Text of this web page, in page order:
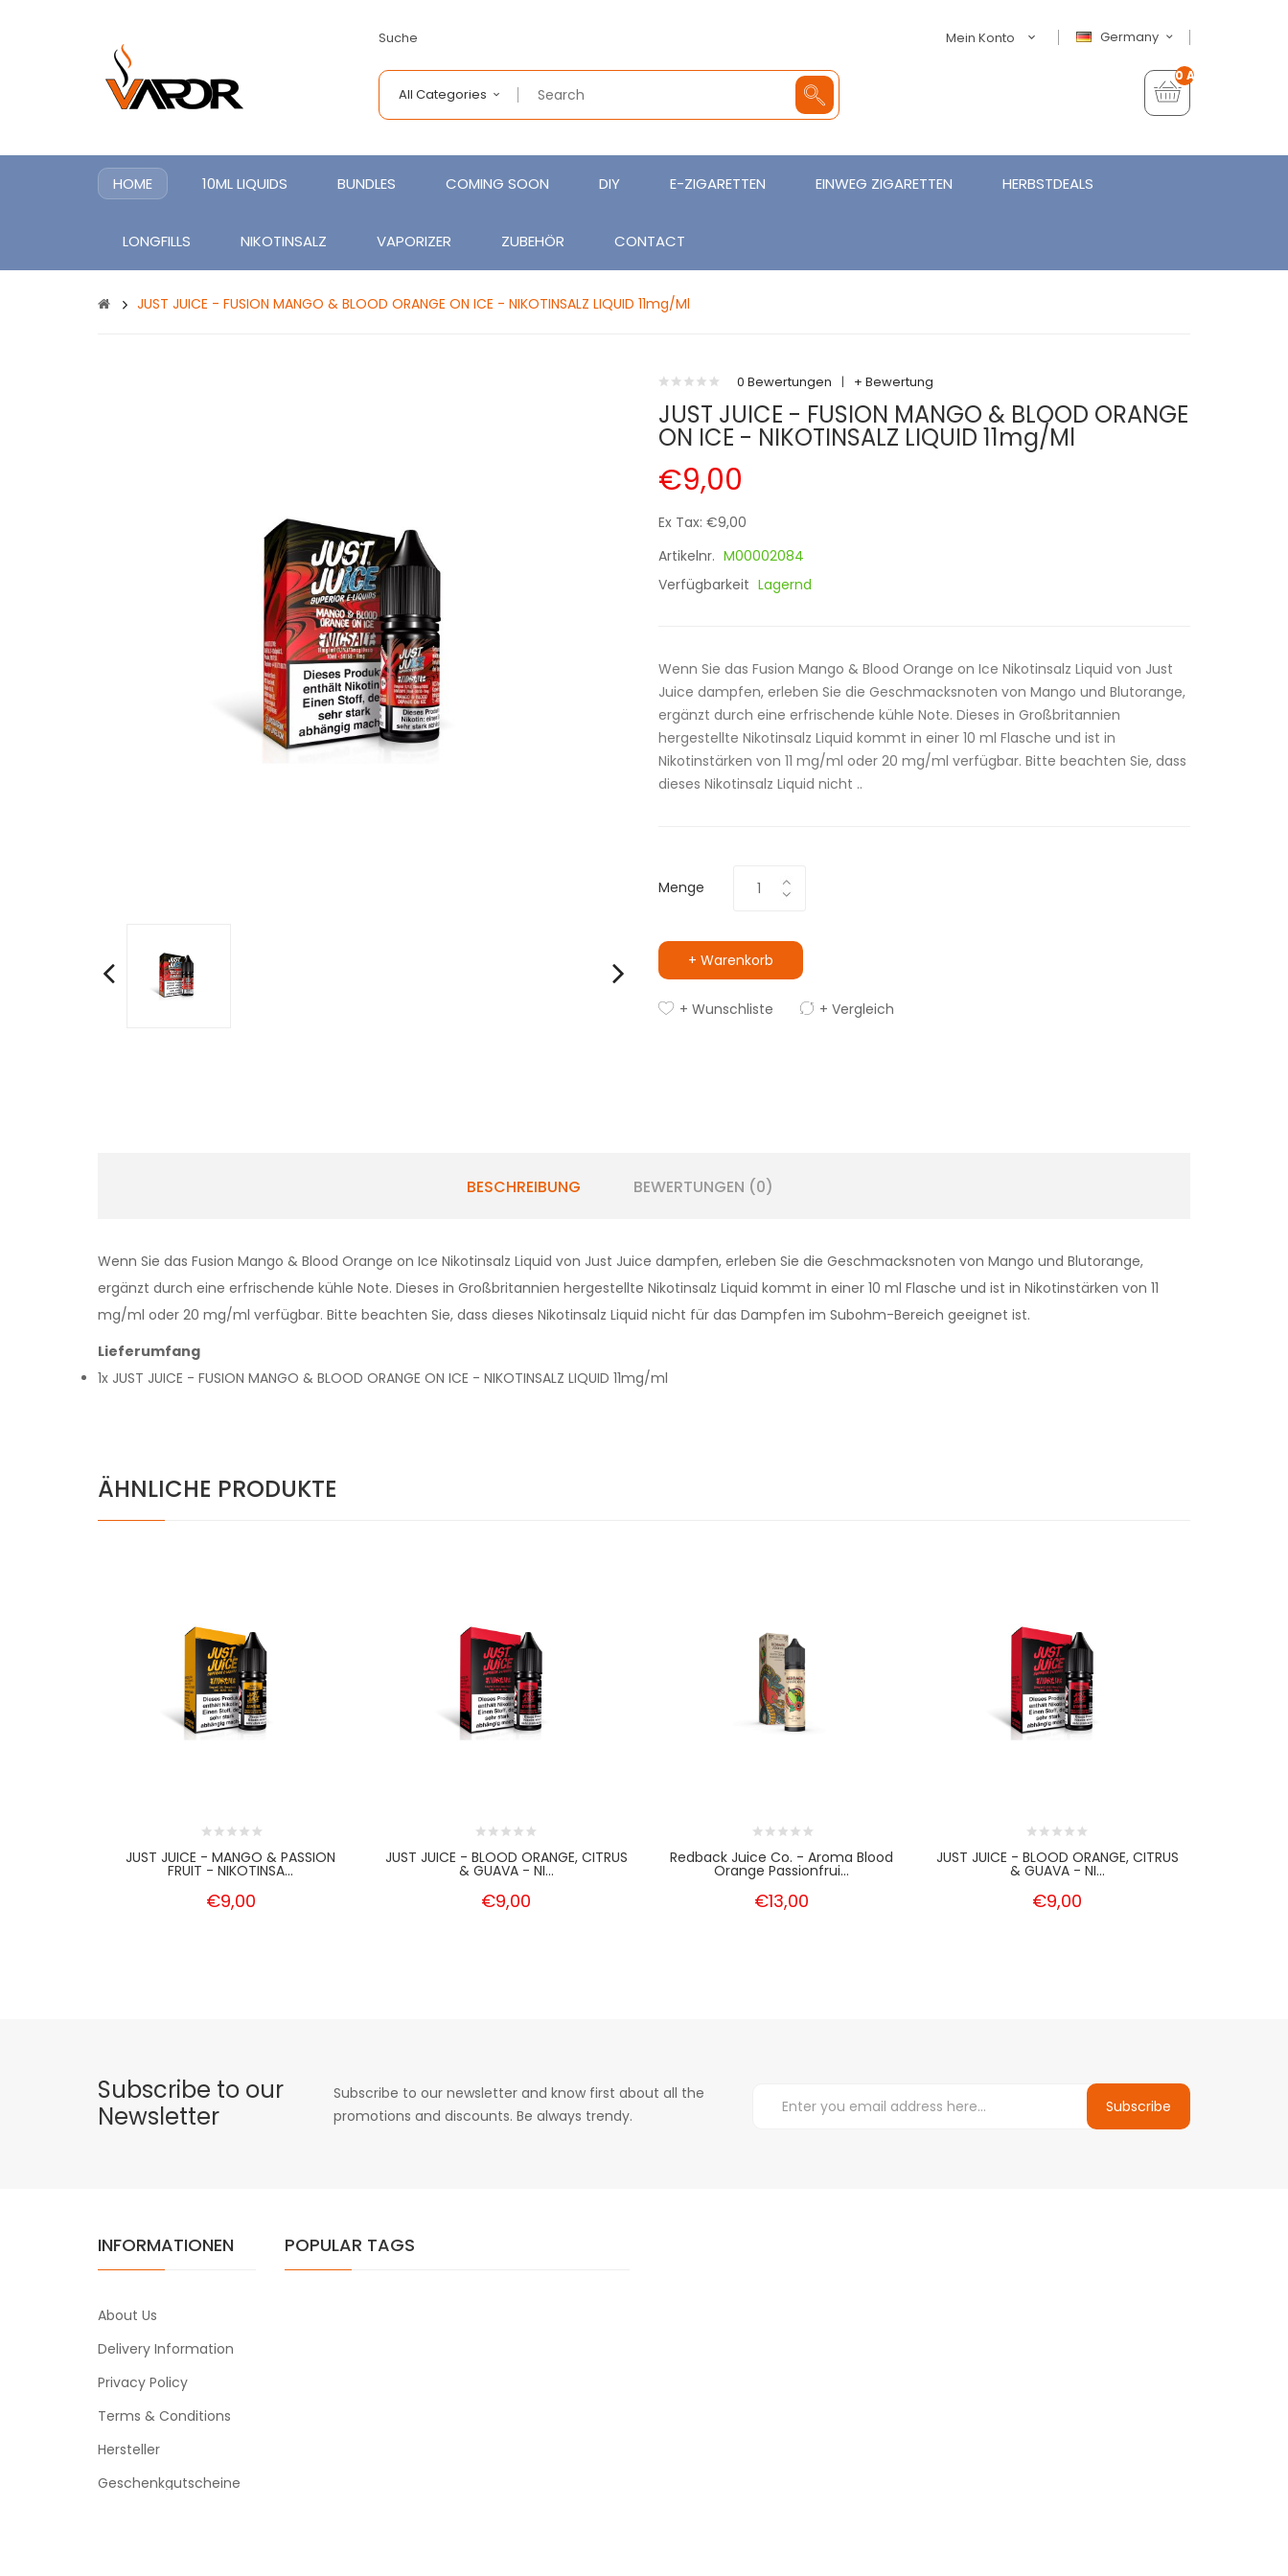
Suche Germany
Mein Konto
All Categories
0 Artikel - €0,00
HOME 10ML LIQUIDS BUNDLES COMING SOON DIY E-ZIGARETTEN EINWEG ZIGARETTEN HERBSTDEALS
LONGFILLS NIKOTINSALZ VAPORIZER ZUBEHÖR CONTACT
JUST JUICE - FUSION MANGO & BLOOD ORANGE ON ICE - NIKOTINSALZ LIQUID 11mg/ml
0 Bewertungen | + Bewertung
JUST JUICE - FUSION MANGO & BLOOD ORANGE
ON ICE - NIKOTINSALZ LIQUID 11mg/ml
€9,00
Ex Tax: €9,00
Artikelnr. M00002084
Verfügbarkeit Lagernd
Wenn Sie das Fusion Mango & Blood Orange on Ice Nikotinsalz Liquid von Just
Juice dampfen, erleben Sie die Geschmacksnoten von Mango und Blutorange,
ergänzt durch eine erfrischende kühle Note. Dieses in Großbritannien
hergestellte Nikotinsalz Liquid kommt in einer 10 ml Flasche und ist in
Nikotinstärken von 11 mg/ml oder 20 mg/ml verfügbar. Bitte beachten Sie, dass
dieses Nikotinsalz Liquid nicht ..
Menge
+ Warenkorb
+ Wunschliste + Vergleich
BESCHREIBUNG BEWERTUNGEN (0)
Wenn Sie das Fusion Mango & Blood Orange on Ice Nikotinsalz Liquid von Just Juice dampfen, erleben Sie die Geschmacksnoten von Mango und Blutorange,
ergänzt durch eine erfrischende kühle Note. Dieses in Großbritannien hergestellte Nikotinsalz Liquid kommt in einer 10 ml Flasche und ist in Nikotinstärken von 11
mg/ml oder 20 mg/ml verfügbar. Bitte beachten Sie, dass dieses Nikotinsalz Liquid nicht für das Dampfen im Subohm-Bereich geeignet ist.
Lieferumfang
1x JUST JUICE - FUSION MANGO & BLOOD ORANGE ON ICE - NIKOTINSALZ LIQUID 11mg/ml
ÄHNLICHE PRODUKTE
JUST JUICE - MANGO & PASSION
FRUIT - NIKOTINSA...
€9,00
JUST JUICE - BLOOD ORANGE, CITRUS
& GUAVA - NI...
€9,00
Redback Juice Co. - Aroma Blood
Orange Passionfrui...
€13,00
JUST JUICE - BLOOD ORANGE, CITRUS
& GUAVA - NI...
€9,00
Subscribe to our
Newsletter
Subscribe to our newsletter and know first about all the
promotions and discounts. Be always trendy.
Subscribe
INFORMATIONEN
About Us
Delivery Information
Privacy Policy
Terms & Conditions
Hersteller
Geschenkgutscheine
POPULAR TAGS